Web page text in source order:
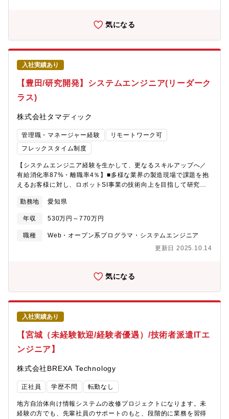
均残業時間は20～30時間程度（時期によって変動有）です。立ち
上げ時は、導入先の都合上、休日出勤が発生することもございま
すが、代休を取得したり、案件の区切りのタイミングでまとめて
休みを取り、バランスをとっています。
トの企画・実行【魅力】◇歯科医院のパートナーとして、地域医
療を支える社会貢献性の高い仕事◇新規提案にも積極的に挑戦で
き、営業としての提案力を磨ける環境◇歯科医療や医院経営に関
する専門知識が身につく専門性の高い仕事◇地域の歯科医院と長
期的な信頼関係を築く営業スタイル◇70年以上の歴史を持つ歯科
専門商社の安定した事業基盤◇地域医療の発展に直接関わること
ができるやりがいのある仕事【募集背景】増員【組織構成】シス
テムエンジニア：2名（20～30歳代）
気になる
入社実績あり
【豊田/研究開発】システムエンジニア(リーダーク
ラス)
株式会社タマディック
管理職・マネージャー経験
リモートワーク可
フレックスタイム制度
【システムエンジニア経験を生かして、更なるスキルアップへ／
有給消化率87%・離職率4％】■多様な業界の製造現場で課題を抱
えるお客様に対し、ロボットSI事業の技術向上を目指して研究開
発を、主にPythonを用いて制御・実装していただきます。 ・3D
カメラによる点群取得・処理・点群データの解析・処理・ロボッ
トの目標位置計算・2Dカメラを用いた画像処理・各種キャリブレ
ーション技術の適用・AI技術（例：YOLO等）を活用した物体検出
地対応・構想検討および提案・受注後の要素検証、納品対応
徴】自動車業界から航空宇宙機メーカー等に技術提供し、あらゆ
るものづくり産業に対して、高い技術力で貢献する「総合エンジ
ニアリング企業」を目指しています。＜取引先企業TOP5＞トヨタ
自動車社／三菱重工業社／日産自動車社／村田機械社／三菱電機
社【働きやすい環境】・年間休日120日、完全週休2日制、有休消
化率87％。ワークライフバランスを整えやすい環境がありま
す。・2021年に新しく建てられた名古屋オフィスには、最上階に
社員誰でも利用可能なルーフトップサウナを整備。近年ではリモ
ートワーク制度も取り入れています。・ウォーキングの目標歩数
ための通信講座とお祝い金制度等福利厚生も充実しています。
勤務地 愛知県
年収 530万円～770万円
職種
Web・オープン系プログラマ・システムエンジニア
更新日 2025.10.14
気になる
入社実績あり
【宮城（未経験歓迎/経験者優遇）/技術者派遣ITエ
ンジニア】
株式会社BREXA Technology
正社員 学歴不問 転勤なし
地方自治体向け情報システムの改修プロジェクトになります。未
経験の方でも、先輩社員のサポートのもと、段階的に業務を習得